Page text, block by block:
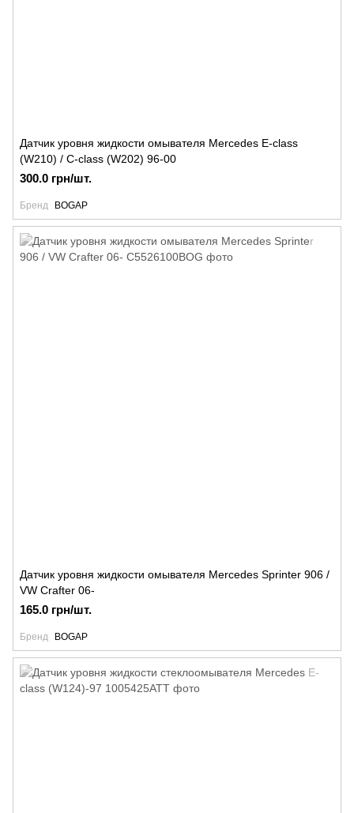
Датчик уровня жидкости омывателя Mercedes E-class
(W210) / C-class (W202) 96-00
300.0 грн/шт.
Бренд BOGAP
Датчик уровня жидкости омывателя Mercedes Sprinter 906 /
VW Crafter 06-
165.0 грн/шт.
Бренд BOGAP